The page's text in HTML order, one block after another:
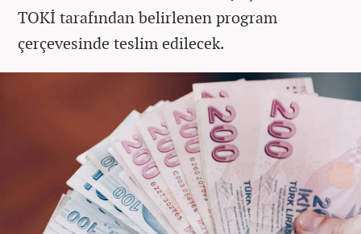
TOKİ tarafından belirlenen program
çerçevesinde teslim edilecek.